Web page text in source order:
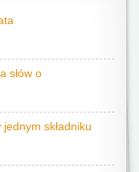
słów o
składniku